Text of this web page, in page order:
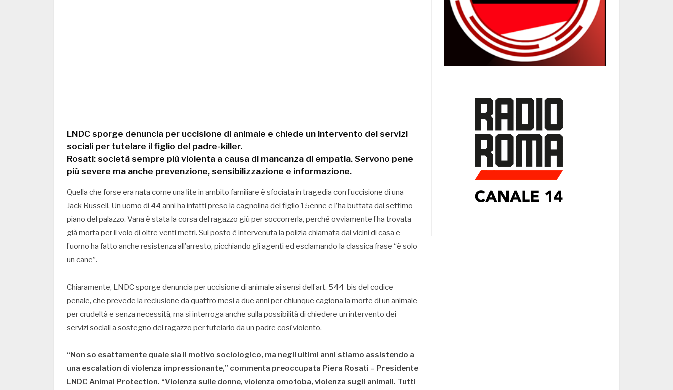
LNDC sporge denuncia per uccisione di animale e chiede un intervento dei servizi
sociali per tutelare il figlio del padre-killer.
Rosati: società sempre più violenta a causa di mancanza di empatia. Servono pene
più severe ma anche prevenzione, sensibilizzazione e informazione.
Quella che forse era nata come una lite in ambito familiare è sfociata in tragedia con l’uccisione di una
Jack Russell. Un uomo di 44 anni ha infatti preso la cagnolina del figlio 15enne e l’ha buttata dal settimo
piano del palazzo. Vana è stata la corsa del ragazzo giù per soccorrerla, perché ovviamente l’ha trovata
già morta per il volo di oltre venti metri. Sul posto è intervenuta la polizia chiamata dai vicini di casa e
l’uomo ha fatto anche resistenza all’arresto, picchiando gli agenti ed esclamando la classica frase “è solo
un cane”.
Chiaramente, LNDC sporge denuncia per uccisione di animale ai sensi dell’art. 544-bis del codice
penale, che prevede la reclusione da quattro mesi a due anni per chiunque cagiona la morte di un animale
per crudeltà e senza necessità, ma si interroga anche sulla possibilità di chiedere un intervento dei
servizi sociali a sostegno del ragazzo per tutelarlo da un padre così violento.
“Non so esattamente quale sia il motivo sociologico, ma negli ultimi anni stiamo assistendo a
una escalation di violenza impressionante,” commenta preoccupata Piera Rosati – Presidente
LNDC Animal Protection. “Violenza sulle donne, violenza omofoba, violenza sugli animali. Tutti